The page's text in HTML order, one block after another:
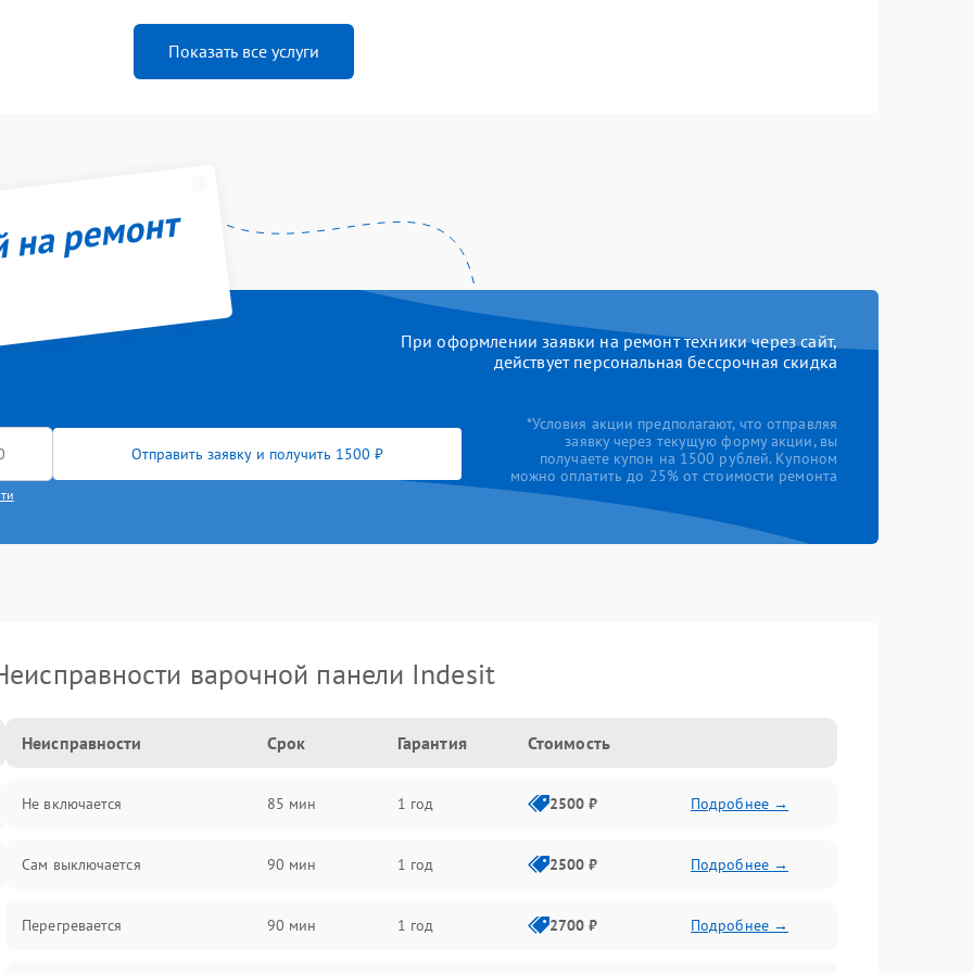
Показать все услуги
ремонт
При оформлении заявки на ремонт техники через сайт,
действует персональная бессрочная скидка
Отправить заявку и получить 1500 ₽
*Условия акции предполагают, что отправляя
заявку через текущую форму акции, вы
получаете купон на 1500 рублей. Купоном
можно оплатить до 25% от стоимости ремонта
варочной панели Indesit
Неисправности Срок Гарантия Стоимость
Не включается 85 мин 1 год 2500 ₽ Подробнее →
Сам выключается 90 мин 1 год 2500 ₽ Подробнее →
Перегревается 90 мин 1 год 2700 ₽ Подробнее →